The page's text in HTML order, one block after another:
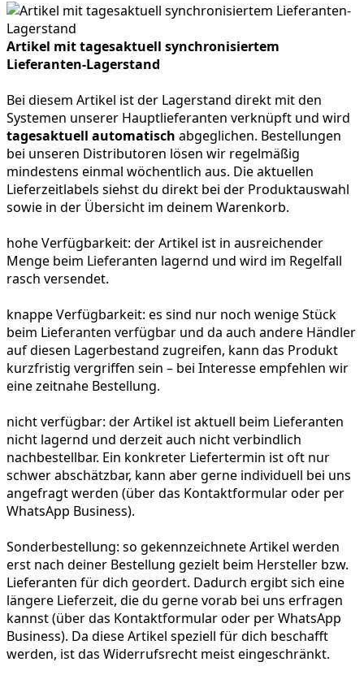
Artikel mit tagesaktuell synchronisiertem
Lieferanten-Lagerstand
Bei diesem Artikel ist der Lagerstand direkt mit den
Systemen unserer Hauptlieferanten verknüpft und wird
tagesaktuell automatisch abgeglichen. Bestellungen
bei unseren Distributoren lösen wir regelmäßig
mindestens einmal wöchentlich aus. Die aktuellen
Lieferzeitlabels siehst du direkt bei der Produktauswahl
sowie in der Übersicht im deinem Warenkorb.
hohe Verfügbarkeit: der Artikel ist in ausreichender
Menge beim Lieferanten lagernd und wird im Regelfall
rasch versendet.
knappe Verfügbarkeit: es sind nur noch wenige Stück
beim Lieferanten verfügbar und da auch andere Händler
auf diesen Lagerbestand zugreifen, kann das Produkt
kurzfristig vergriffen sein – bei Interesse empfehlen wir
eine zeitnahe Bestellung.
nicht verfügbar: der Artikel ist aktuell beim Lieferanten
nicht lagernd und derzeit auch nicht verbindlich
nachbestellbar. Ein konkreter Liefertermin ist oft nur
schwer abschätzbar, kann aber gerne individuell bei uns
angefragt werden (über das Kontaktformular oder per
WhatsApp Business).
Sonderbestellung: so gekennzeichnete Artikel werden
erst nach deiner Bestellung gezielt beim Hersteller bzw.
Lieferanten für dich geordert. Dadurch ergibt sich eine
längere Lieferzeit, die du gerne vorab bei uns erfragen
kannst (über das Kontaktformular oder per WhatsApp
Business). Da diese Artikel speziell für dich beschafft
werden, ist das Widerrufsrecht meist eingeschränkt.